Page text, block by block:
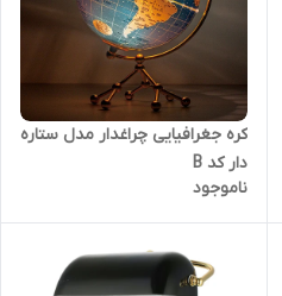
کره جغرافیایی چراغدار مدل ستاره
دار کد B
ناموجود